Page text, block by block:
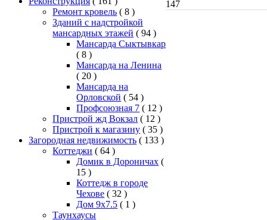
Ремонт кровель ( 8 )
Зданий с надстройкой
мансардных этажей ( 94 )
Мансарда Сыктывкар
( 8 )
Мансарда на Ленина
( 20 )
Мансарда на
Орловской ( 54 )
Профсоюзная 7 ( 12 )
Пристрой жд Вокзал ( 12 )
Пристрой к магазину ( 35 )
Загородная недвижимость ( 133 )
Коттеджи ( 64 )
Домик в Дороничах (
15 )
Коттедж в городе
Чехове ( 32 )
Дом 9x7.5 ( 1 )
Таунхаусы
147